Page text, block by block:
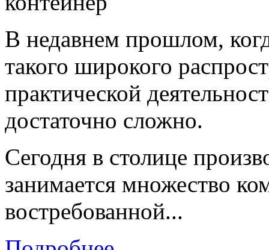
В недавнем прошлом,
такого широкого
практической
достаточно сложно.
Сегодня в столице
занимается множество
востребованной...